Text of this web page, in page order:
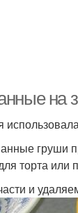
на
груши
торта или
и